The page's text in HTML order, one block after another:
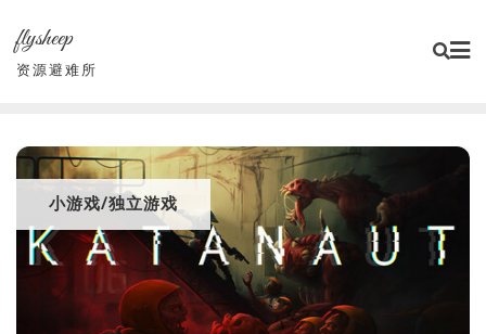
content
flysheep
资源避难所
小游戏/独立游戏